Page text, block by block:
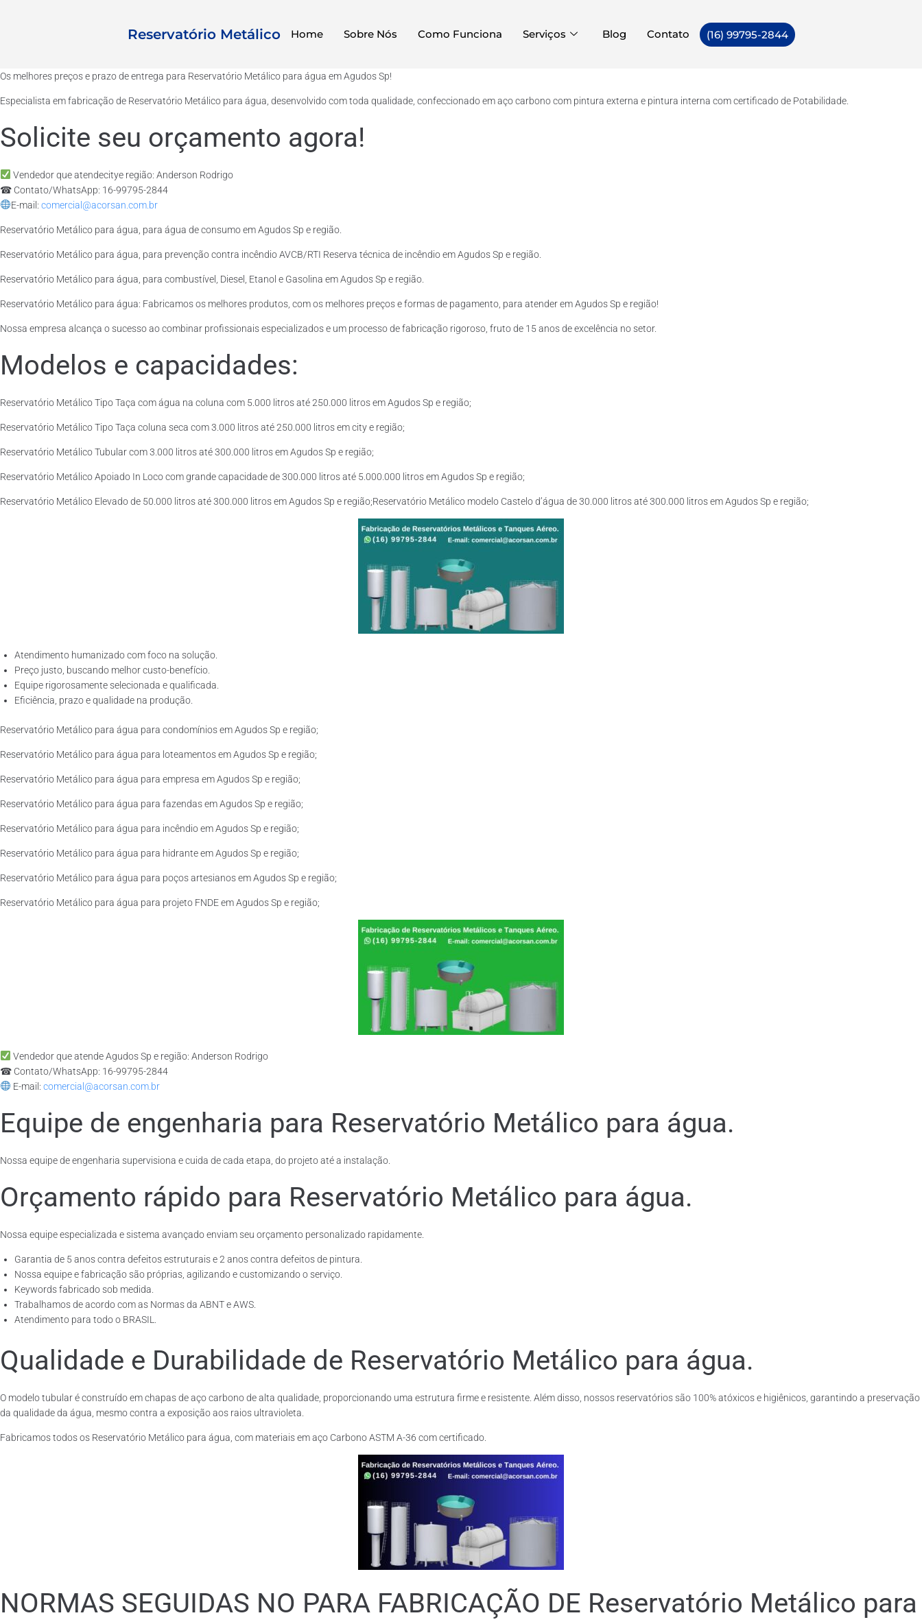
Reservatório Metálico Home Sobre Nós Como Funciona Serviços Blog Contato (16) 99795-2844
Os melhores preços e prazo de entrega para Reservatório Metálico para água em Agudos Sp!
Especialista em fabricação de Reservatório Metálico para água, desenvolvido com toda qualidade, confeccionado em aço carbono com pintura externa e pintura interna com certificado de Potabilidade.
Solicite seu orçamento agora!
Vendedor que atendecitye região: Anderson Rodrigo
☎ Contato/WhatsApp: 16-99795-2844
E-mail: comercial@acorsan.com.br
Reservatório Metálico para água, para água de consumo em Agudos Sp e região.
Reservatório Metálico para água, para prevenção contra incêndio AVCB/RTI Reserva técnica de incêndio em Agudos Sp e região.
Reservatório Metálico para água, para combustível, Diesel, Etanol e Gasolina em Agudos Sp e região.
Reservatório Metálico para água: Fabricamos os melhores produtos, com os melhores preços e formas de pagamento, para atender em Agudos Sp e região!
Nossa empresa alcança o sucesso ao combinar profissionais especializados e um processo de fabricação rigoroso, fruto de 15 anos de excelência no setor.
Modelos e capacidades:
Reservatório Metálico Tipo Taça com água na coluna com 5.000 litros até 250.000 litros em Agudos Sp e região;
Reservatório Metálico Tipo Taça coluna seca com 3.000 litros até 250.000 litros em city e região;
Reservatório Metálico Tubular com 3.000 litros até 300.000 litros em Agudos Sp e região;
Reservatório Metálico Apoiado In Loco com grande capacidade de 300.000 litros até 5.000.000 litros em Agudos Sp e região;
Reservatório Metálico Elevado de 50.000 litros até 300.000 litros em Agudos Sp e região;Reservatório Metálico modelo Castelo d’água de 30.000 litros até 300.000 litros em Agudos Sp e região;
Atendimento humanizado com foco na solução.
Preço justo, buscando melhor custo-benefício.
Equipe rigorosamente selecionada e qualificada.
Eficiência, prazo e qualidade na produção.
Reservatório Metálico para água para condomínios em Agudos Sp e região;
Reservatório Metálico para água para loteamentos em Agudos Sp e região;
Reservatório Metálico para água para empresa em Agudos Sp e região;
Reservatório Metálico para água para fazendas em Agudos Sp e região;
Reservatório Metálico para água para incêndio em Agudos Sp e região;
Reservatório Metálico para água para hidrante em Agudos Sp e região;
Reservatório Metálico para água para poços artesianos em Agudos Sp e região;
Reservatório Metálico para água para projeto FNDE em Agudos Sp e região;
Vendedor que atende Agudos Sp e região: Anderson Rodrigo
☎ Contato/WhatsApp: 16-99795-2844
E-mail: comercial@acorsan.com.br
Equipe de engenharia para Reservatório Metálico para água.
Nossa equipe de engenharia supervisiona e cuida de cada etapa, do projeto até a instalação.
Orçamento rápido para Reservatório Metálico para água.
Nossa equipe especializada e sistema avançado enviam seu orçamento personalizado rapidamente.
Garantia de 5 anos contra defeitos estruturais e 2 anos contra defeitos de pintura.
Nossa equipe e fabricação são próprias, agilizando e customizando o serviço.
Keywords fabricado sob medida.
Trabalhamos de acordo com as Normas da ABNT e AWS.
Atendimento para todo o BRASIL.
Qualidade e Durabilidade de Reservatório Metálico para água.
O modelo tubular é construído em chapas de aço carbono de alta qualidade, proporcionando uma estrutura firme e resistente. Além disso, nossos reservatórios são 100% atóxicos e higiênicos, garantindo a preservação
da qualidade da água, mesmo contra a exposição aos raios ultravioleta.
Fabricamos todos os Reservatório Metálico para água, com materiais em aço Carbono ASTM A-36 com certificado.
NORMAS SEGUIDAS NO PARA FABRICAÇÃO DE Reservatório Metálico para